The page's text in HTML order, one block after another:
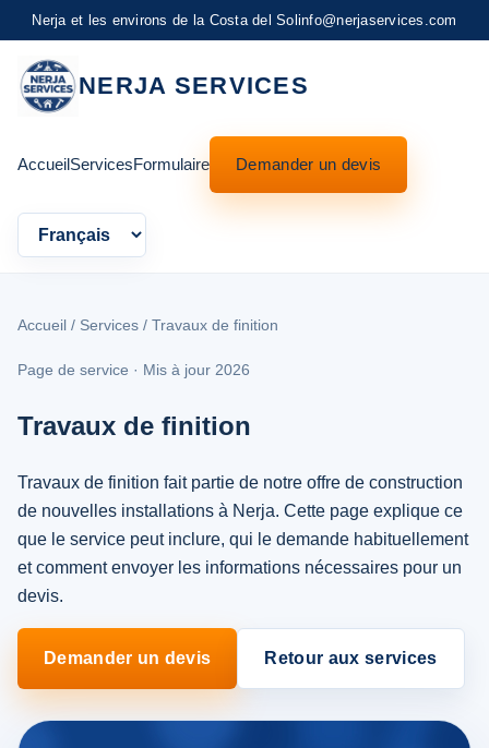
Nerja et les environs de la Costa del Sol info@nerjaservices.com
NERJA SERVICES
AccueilServicesFormulaire Demander un devis
Language
Accueil / Services / Travaux de finition
Page de service · Mis à jour 2026
Travaux de finition
Travaux de finition fait partie de notre offre de construction
de nouvelles installations à Nerja. Cette page explique ce
que le service peut inclure, qui le demande habituellement
et comment envoyer les informations nécessaires pour un
devis.
Demander un devis Retour aux services